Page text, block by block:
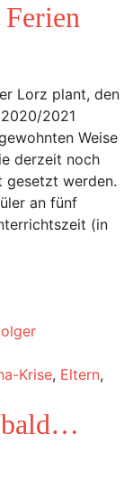
Lorz plant, den
2021
Weise
derzeit noch
gesetzt werden.
an fünf
(in
Krise, Eltern,